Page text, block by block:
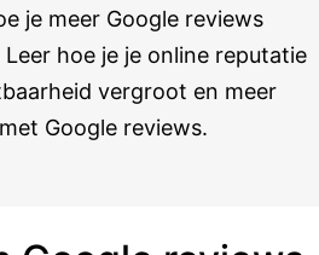
je meer Google reviews
hoe je je online reputatie
vergroot en meer
Google reviews.